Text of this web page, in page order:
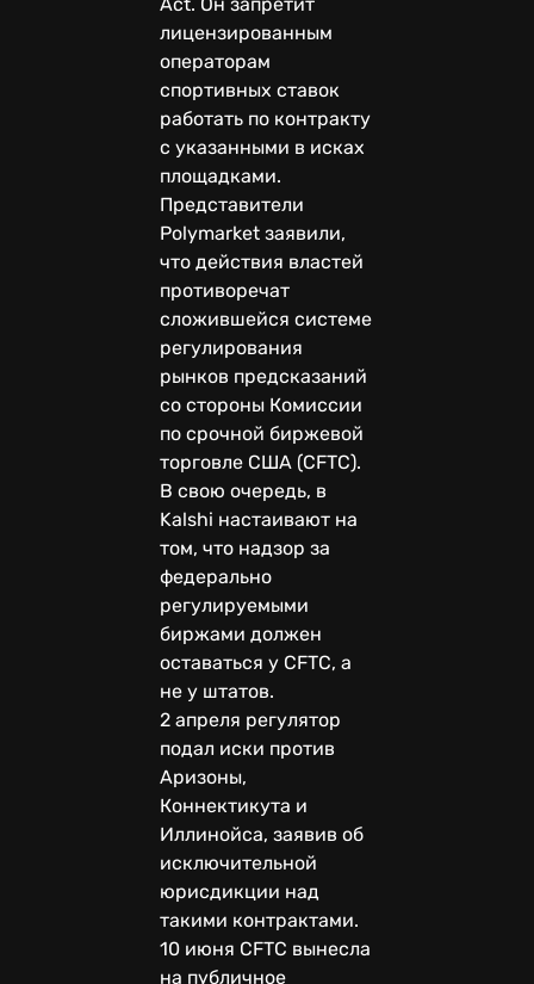
лицензированным
операторам
спортивных ставок
работать по контракту
с указанными в исках
площадками.
Представители
Polymarket заявили,
что действия властей
противоречат
сложившейся системе
регулирования
рынков предсказаний
со стороны Комиссии
по срочной биржевой
торговле США (CFTC).
В свою очередь, в
Kalshi настаивают на
том, что надзор за
федерально
регулируемыми
биржами должен
оставаться у CFTC, а
не у штатов.
2 апреля регулятор
подал иски против
Аризоны,
Коннектикута и
Иллинойса, заявив об
исключительной
юрисдикции над
такими контрактами.
10 июня CFTC вынесла
на публичное